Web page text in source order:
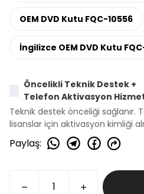
OEM DVD Kutu FQC-10556
İngilizce OEM DVD Kutu
Öncelikli Teknik Destek +
Telefon Aktivasyon
Teknik destek önceliği sağlanır.
lisanslar için aktivasyon kimliği
Paylaş: